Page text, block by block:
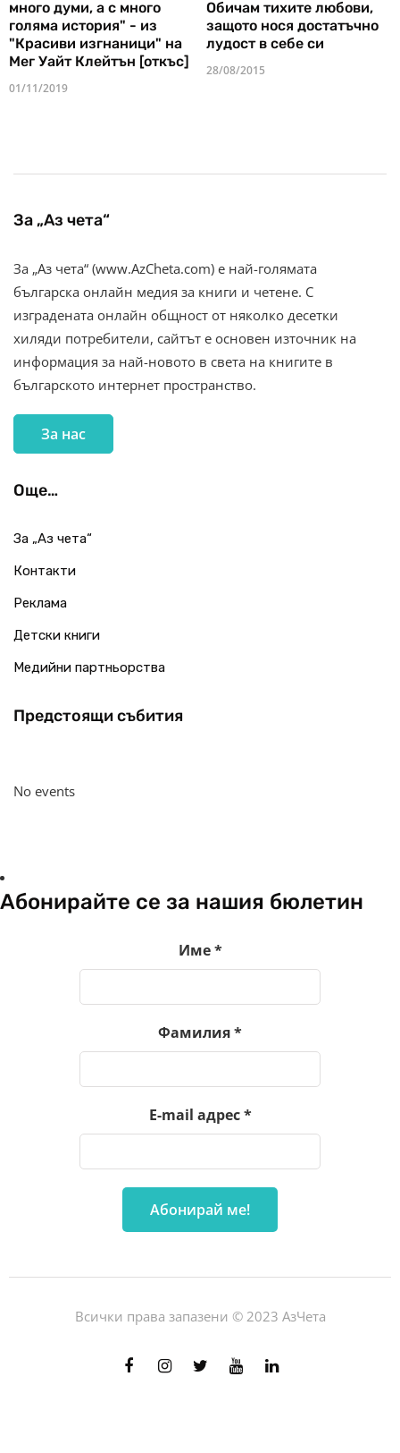
много думи, а с много
голяма история" - из
"Красиви изгнаници" на
Мег Уайт Клейтън [откъс]
01/11/2019
Обичам тихите любови,
защото нося достатъчно
лудост в себе си
28/08/2015
За „Аз чета“
За „Аз чета“ (www.AzCheta.com) е най-голямата
българска онлайн медия за книги и четене. С
изградената онлайн общност от няколко десетки
хиляди потребители, сайтът е основен източник на
информация за най-новото в света на книгите в
българското интернет пространство.
За нас
Още…
За „Аз чета“
Контакти
Реклама
Детски книги
Медийни партньорства
Предстоящи събития
No events
Абонирайте се за нашия бюлетин
Име*
Фамилия*
E-mail адрес*
Всички права запазени © 2023 АзЧета